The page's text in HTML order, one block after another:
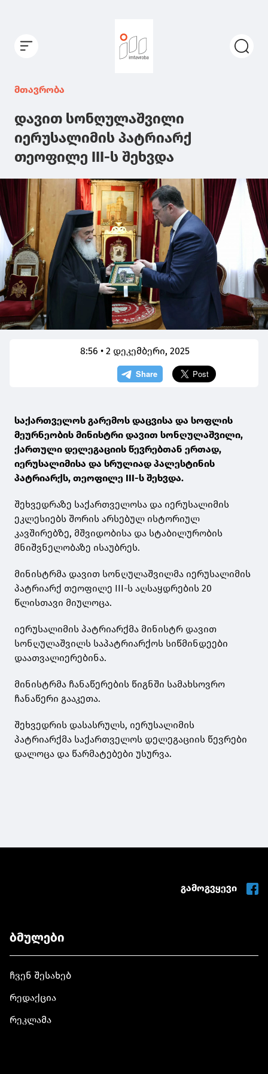
მთავრობა
დავით სონღულაშვილი
იერუსალიმის პატრიარქ
თეოფილე III-ს შეხვდა
8:56 • 2 დეკემბერი, 2025
საქართველოს გარემოს დაცვისა და სოფლის
მეურნეობის მინისტრი დავით სონღულაშვილი,
ქართული დელეგაციის წევრებთან ერთად,
იერუსალიმისა და სრულიად პალესტინის
პატრიარქს, თეოფილე III-ს შეხვდა.
შეხვედრაზე საქართველოსა და იერუსალიმის
ეკლესიებს შორის არსებულ ისტორიულ
კავშირებზე, მშვიდობისა და სტაბილურობის
მნიშვნელობაზე ისაუბრეს.
მინისტრმა დავით სონღულაშვილმა იერუსალიმის
პატრიარქ თეოფილე III-ს აღსაყდრების 20
წლისთავი მიულოცა.
იერუსალიმის პატრიარქმა მინისტრ დავით
სონღულაშვილს საპატრიარქოს სიწმინდეები
დაათვალიერებინა.
მინისტრმა ჩანაწერების წიგნში სამახსოვრო
ჩანაწერი გააკეთა.
შეხვედრის დასასრულს, იერუსალიმის
პატრიარქმა საქართველოს დელეგაციის წევრები
დალოცა და წარმატებები უსურვა.
გამოგვყევი
ბმულები
ჩვენ შესახებ
რედაქცია
რეკლამა